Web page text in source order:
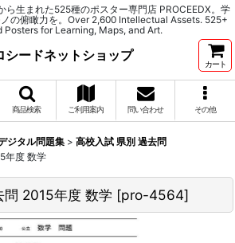
生まれた525種のポスター専門店 PROCEEDX。学
の俯瞰力を。Over 2,600 Intellectual Assets. 525+
Posters for Learning, Maps, and Art.
シードネットショップ
カート
商品検索 ご利用案内 問い合わせ その他
タル問題集 > 高校入試 県別 過去問
年度 数学
問 2015年度 数学 [pro-4564]